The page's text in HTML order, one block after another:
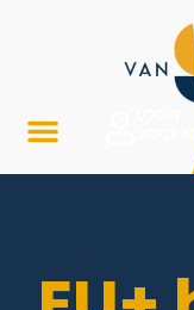
VOOR